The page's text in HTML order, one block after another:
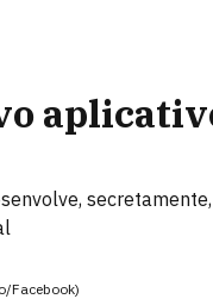
Facebook)